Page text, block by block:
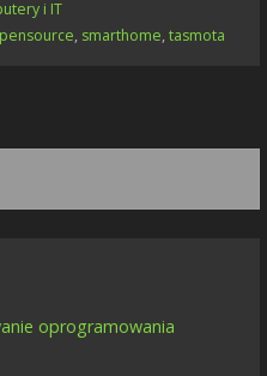
i IT
, smarthome, tasmota
oprogramowania